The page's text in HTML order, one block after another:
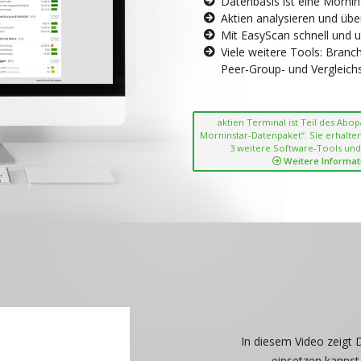
Aktien analysieren und
Mit EasyScan schnell und
Viele weitere Tools:
Peer-Group- und
aktien Terminal ist Teil des
Morninstar-Datenpaket“. Sie
3 weitere Software-Tools und
Weitere
In diesem Video zeigt